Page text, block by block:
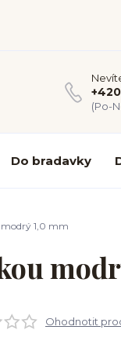
(Po-
Do bradavky
1,0 mm
Ohodnotit